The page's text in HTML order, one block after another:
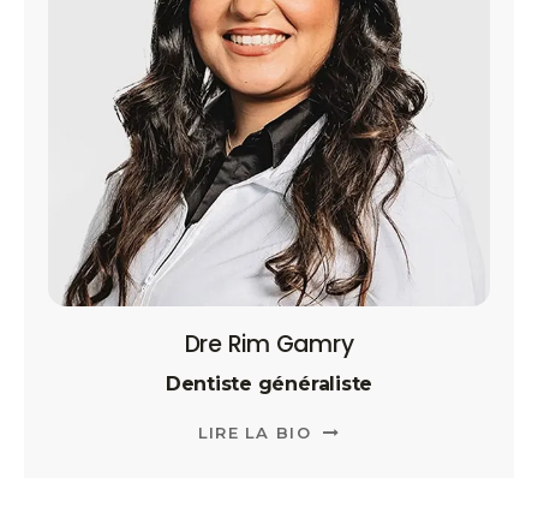
Dre Rim Gamry
Dentiste généraliste
LIRE LA BIO